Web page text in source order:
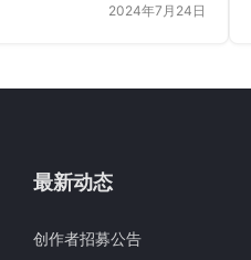
在视觉上应相互呼应，形成
上架时间 2024年7月24日
2024年7月24日
最新动态
创作者招募公告